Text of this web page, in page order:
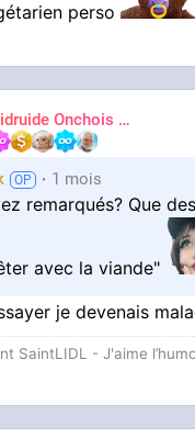
perso
Archidruide Onchois
🍀️🌩️🐻️
1 mois
remarqués? Que
avec la viande"
je devenais
SaintLIDL - J'aime